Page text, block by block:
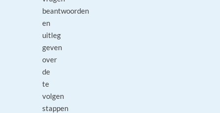
beantwoorden
en
uitleg
geven
over
de
te
volgen
stappen